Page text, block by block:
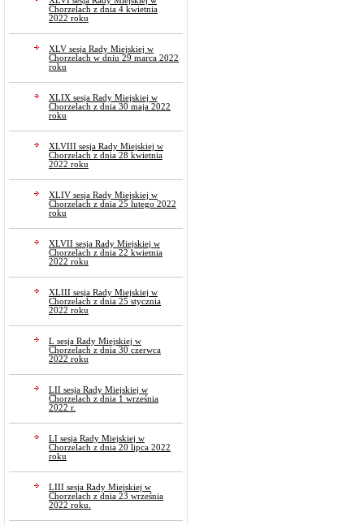
Chorzelach z dnia 4 kwietnia
2022 roku
XLV sesja Rady Miejskiej w
Chorzelach w dniu 29 marca 2022
roku
XLIX sesja Rady Miejskiej w
Chorzelach z dnia 30 maja 2022
roku
XLVIII sesja Rady Miejskiej w
Chorzelach z dnia 28 kwietnia
2022 roku
XLIV sesja Rady Miejskiej w
Chorzelach z dnia 25 lutego 2022
roku
XLVII sesja Rady Miejskiej w
Chorzelach z dnia 22 kwietnia
2022 roku
XLIII sesja Rady Miejskiej w
Chorzelach z dnia 25 stycznia
2022 roku
L sesja Rady Miejskiej w
Chorzelach z dnia 30 czerwca
2022 roku
LII sesja Rady Miejskiej w
Chorzelach z dnia 1 września
2022 r.
LI sesja Rady Miejskiej w
Chorzelach z dnia 20 lipca 2022
roku
LIII sesja Rady Miejskiej w
Chorzelach z dnia 23 września
2022 roku.